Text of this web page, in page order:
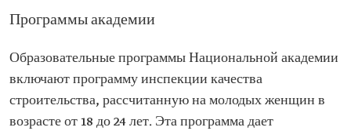
Программы академии
Образовательные программы Национальной академии
включают программу инспекции качества
строительства, рассчитанную на молодых женщин в
возрасте от 18 до 24 лет. Эта программа дает